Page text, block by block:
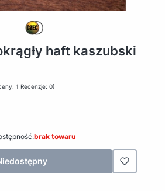
haft kaszubski
1 Recenzje: 0)
brak towaru